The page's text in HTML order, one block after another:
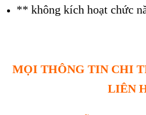
** không kích hoạt chức
MỌI THÔNG TIN CHI
LIÊN